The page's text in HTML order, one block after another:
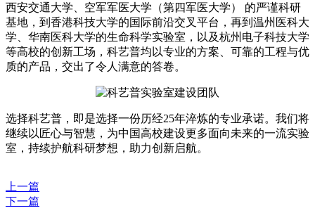
西安交通大学、空军军医大学（第四军医大学） 的严谨科研
基地，到香港科技大学的国际前沿交叉平台，再到温州医科大
学、华南医科大学的生命科学实验室，以及杭州电子科技大学
等高校的创新工场，科艺普均以专业的方案、可靠的工程与优
质的产品，交出了令人满意的答卷。
选择科艺普，即是选择一份历经25年淬炼的专业承诺。我们将
继续以匠心与智慧，为中国高校建设更多面向未来的一流实验
室，持续护航科研梦想，助力创新启航。
上一篇
下一篇